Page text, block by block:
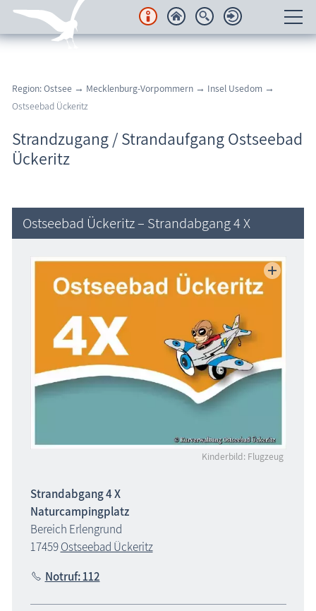
Regionales
Urlaubsorte
Karten
Wissenswertes
Region: Ostsee → Mecklenburg-Vorpommern → Insel Usedom →
Ostseebad Ückeritz
Strandzugang / Strandaufgang Ostseebad
Ückeritz
Ostseebad Ückeritz – Strandabgang 4 X
Kinderbild: Flugzeug
Strandabgang 4 X
Naturcampingplatz
Bereich Erlengrund
17459Ostseebad Ückeritz
Notruf: 112